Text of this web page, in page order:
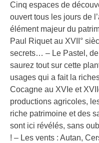
Cinq espaces de
ouvert tous les jours de
élément majeur du
Paul Riquet au XVII°
secrets… – Le Pastel,
saurez tout sur cette
usages qui a fait la
Cocagne au XVIe et
productions agricoles,
riche patrimoine et des
sont ici révélés, sans
! – Les vents : Autan,